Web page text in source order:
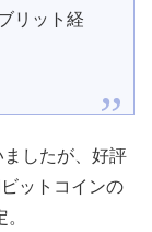
リット経
したが、好評
ットコインの